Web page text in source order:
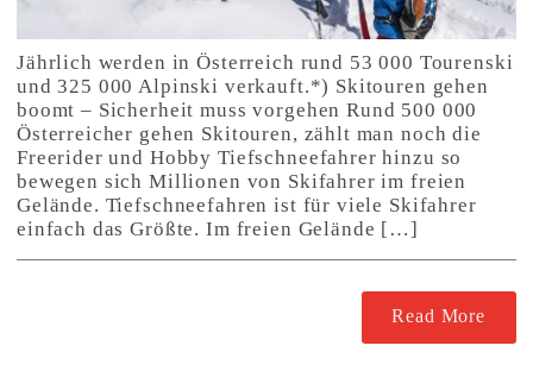
Jährlich werden in Österreich rund 53 000 Tourenski
und 325 000 Alpinski verkauft.*) Skitouren gehen
boomt – Sicherheit muss vorgehen Rund 500 000
Österreicher gehen Skitouren, zählt man noch die
Freerider und Hobby Tiefschneefahrer hinzu so
bewegen sich Millionen von Skifahrer im freien
Gelände. Tiefschneefahren ist für viele Skifahrer
einfach das Größte. Im freien Gelände […]
Read More